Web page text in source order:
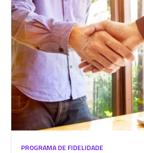
PROGRAMA DE FIDELIDADE